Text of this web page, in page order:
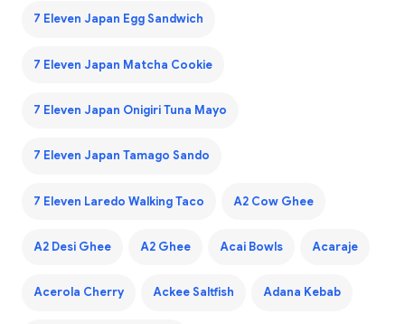
7 Eleven Japan Egg Sandwich
7 Eleven Japan Matcha Cookie
7 Eleven Japan Onigiri Tuna Mayo
7 Eleven Japan Tamago Sando
7 Eleven Laredo Walking Taco A2 Cow Ghee
A2 Desi Ghee A2 Ghee Acai Bowls Acaraje
Acerola Cherry Ackee Saltfish Adana Kebab